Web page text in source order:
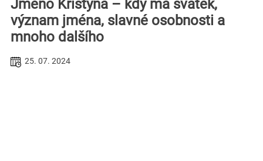
Jméno Kristýna – kdy má svátek,
význam jména, slavné osobnosti a
mnoho dalšího
25. 07. 2024